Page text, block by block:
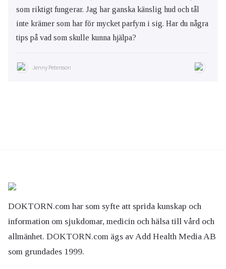
som riktigt fungerar. Jag har ganska känslig hud och tål
inte krämer som har för mycket parfym i sig. Har du några
tips på vad som skulle kunna hjälpa?
Jenny Petersson
DOKTORN.com har som syfte att sprida kunskap och
information om sjukdomar, medicin och hälsa till vård och
allmänhet. DOKTORN.com ägs av Add Health Media AB
som grundades 1999.